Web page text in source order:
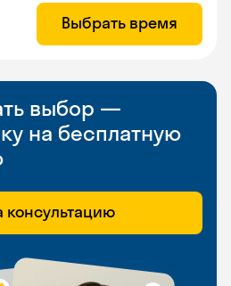
Выбрать время
выбор —
на бесплатную
консультацию